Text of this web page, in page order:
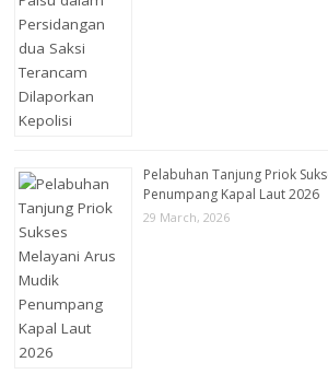
Pelabuhan Tanjung Priok
Penumpang Kapal Laut 2026
29 March, 2026